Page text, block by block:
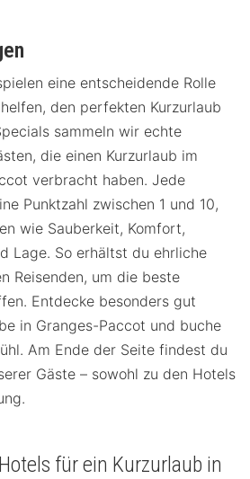
eine entscheidende Rolle
den perfekten Kurzurlaub
sammeln wir echte
die einen Kurzurlaub im
verbracht haben. Jede
Punktzahl zwischen 1 und 10,
wie Sauberkeit, Komfort,
Lage. So erhältst du ehrliche
Reisenden, um die beste
Entdecke besonders gut
in Granges-Paccot und buche
Am Ende der Seite findest du
Gäste – sowohl zu den Hotels
für ein Kurzurlaub in